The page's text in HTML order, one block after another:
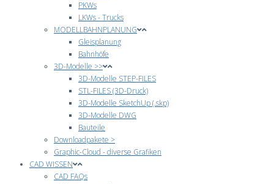
PKWs
LKWs - Trucks
MODELLBAHNPLANUNG
Gleisplanung
Bahnhöfe
3D-Modelle >>
3D-Modelle STEP-FILES
STL-FILES (3D-Druck)
3D-Modelle SketchUp (.skp)
3D-Modelle DWG
Bauteile
Downloadpakete >
Graphic-Cloud - diverse Grafiken
CAD WISSEN
CAD FAQs